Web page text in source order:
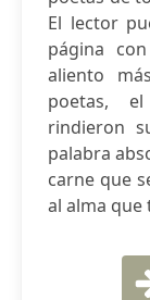
El lector
página
aliento
poetas,
rindieron
palabra
carne que
al alma que